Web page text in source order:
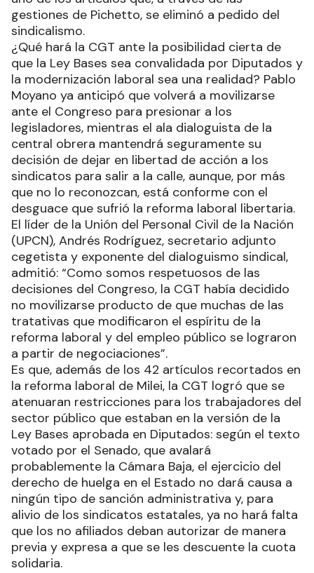
gestiones de Pichetto, se eliminó a pedido del
sindicalismo.
¿Qué hará la CGT ante la posibilidad cierta de
que la Ley Bases sea convalidada por Diputados y
la modernización laboral sea una realidad? Pablo
Moyano ya anticipó que volverá a movilizarse
ante el Congreso para presionar a los
legisladores, mientras el ala dialoguista de la
central obrera mantendrá seguramente su
decisión de dejar en libertad de acción a los
sindicatos para salir a la calle, aunque, por más
que no lo reconozcan, está conforme con el
desguace que sufrió la reforma laboral libertaria.
El líder de la Unión del Personal Civil de la Nación
(UPCN), Andrés Rodríguez, secretario adjunto
cegetista y exponente del dialoguismo sindical,
admitió: “Como somos respetuosos de las
decisiones del Congreso, la CGT había decidido
no movilizarse producto de que muchas de las
tratativas que modificaron el espíritu de la
reforma laboral y del empleo público se lograron
a partir de negociaciones”.
Es que, además de los 42 artículos recortados en
la reforma laboral de Milei, la CGT logró que se
atenuaran restricciones para los trabajadores del
sector público que estaban en la versión de la
Ley Bases aprobada en Diputados: según el texto
votado por el Senado, que avalará
probablemente la Cámara Baja, el ejercicio del
derecho de huelga en el Estado no dará causa a
ningún tipo de sanción administrativa y, para
alivio de los sindicatos estatales, ya no hará falta
que los no afiliados deban autorizar de manera
previa y expresa a que se les descuente la cuota
solidaria.